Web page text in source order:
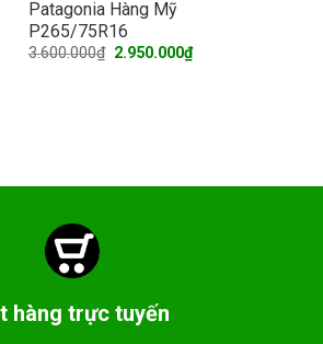
Patagonia Hàng Mỹ
P265/75R16
3.600.000₫ Original
2.950.000₫Current
hàng trực tuyến